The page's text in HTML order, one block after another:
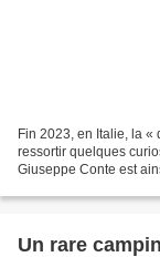
Fin 2023, en Italie, la «
ressortir quelques
Giuseppe Conte est
Un rare